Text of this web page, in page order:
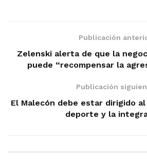
Publicación
Zelenski alerta de que la
puede “recompensar la
Publicación
El Malecón debe estar dirigido
deporte y la